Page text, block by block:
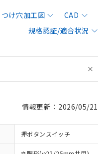
け穴加工図
CAD
規格認証/適合状況
情報更新：2026/05/21
押ボタンスイッチ